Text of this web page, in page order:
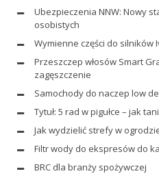
Ubezpieczenia NNW: Nowy
osobistych
Wymienne części do silników
Przeszczep włosów Smart
zagęszczenie
Samochody do naczep low
Tytuł: 5 rad w pigułce – jak
Jak wydzielić strefy w
Filtr wody do ekspresów do
BRC dla branży spożywczej